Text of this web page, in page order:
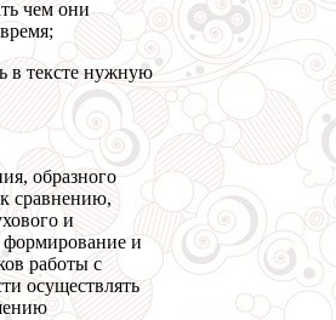
чем они
в тексте нужную
образного
сравнению,
и
формирование и
работы с
осуществлять